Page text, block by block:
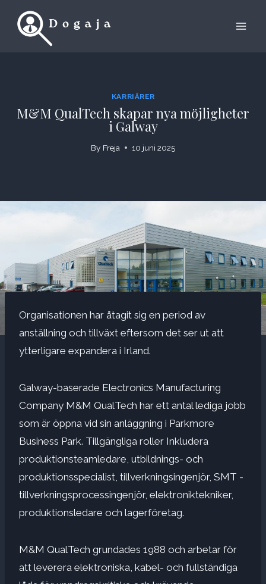
KARRIÄRER
M&M QualTech skapar nya möjligheter
i Galway
By Freja 10 juni 2025
Organisationen har åtagit sig en period av
anställning och tillväxt eftersom det ser ut att
ytterligare expandera i Irland.
Galway-baserade Electronics Manufacturing
Company M&M QualTech har ett antal lediga jobb
som är öppna vid sin anläggning i Parkmore
Business Park. Tillgängliga roller Inkludera
produktionsteamledare, utbildnings- och
produktionsspecialist, tillverkningsingenjör, SMT -
tillverkningsprocessingenjör, elektroniktekniker,
produktionsledare och lagerföretag.
M&M QualTech grundades 1988 och arbetar för
att leverera elektroniska, kabel- och fullständiga